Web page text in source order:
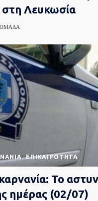
στη Λευκωσία
ΟΜΆΔΑ
EΠΙΚΑΙΡΌΤΗΤΑ
Το
ημέρας (02/07)